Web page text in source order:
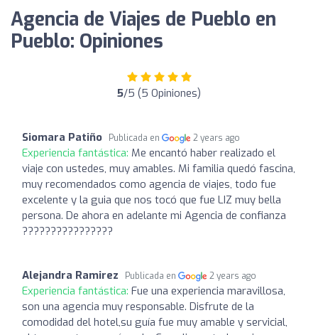
Agencia de Viajes de Pueblo en
Pueblo: Opiniones
5/5 (5 Opiniones)
Siomara Patiño Publicada en 2 years ago
Experiencia fantástica: Me encantó haber realizado el
viaje con ustedes, muy amables. Mi familia quedó fascina,
muy recomendados como agencia de viajes, todo fue
excelente y la guia que nos tocó que fue LIZ muy bella
persona. De ahora en adelante mi Agencia de confianza
????????????????
Alejandra Ramirez Publicada en 2 years ago
Experiencia fantástica: Fue una experiencia maravillosa,
son una agencia muy responsable. Disfrute de la
comodidad del hotel,su guía fue muy amable y servicial,